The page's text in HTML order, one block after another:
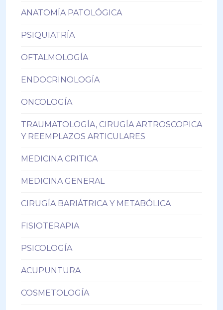
ANATOMÍA PATOLÓGICA
PSIQUIATRÍA
OFTALMOLOGÍA
ENDOCRINOLOGÍA
ONCOLOGÍA
TRAUMATOLOGÍA, CIRUGÍA ARTROSCOPICA
Y REEMPLAZOS ARTICULARES
MEDICINA CRITICA
MEDICINA GENERAL
CIRUGÍA BARIÁTRICA Y METABÓLICA
FISIOTERAPIA
PSICOLOGÍA
ACUPUNTURA
COSMETOLOGÍA